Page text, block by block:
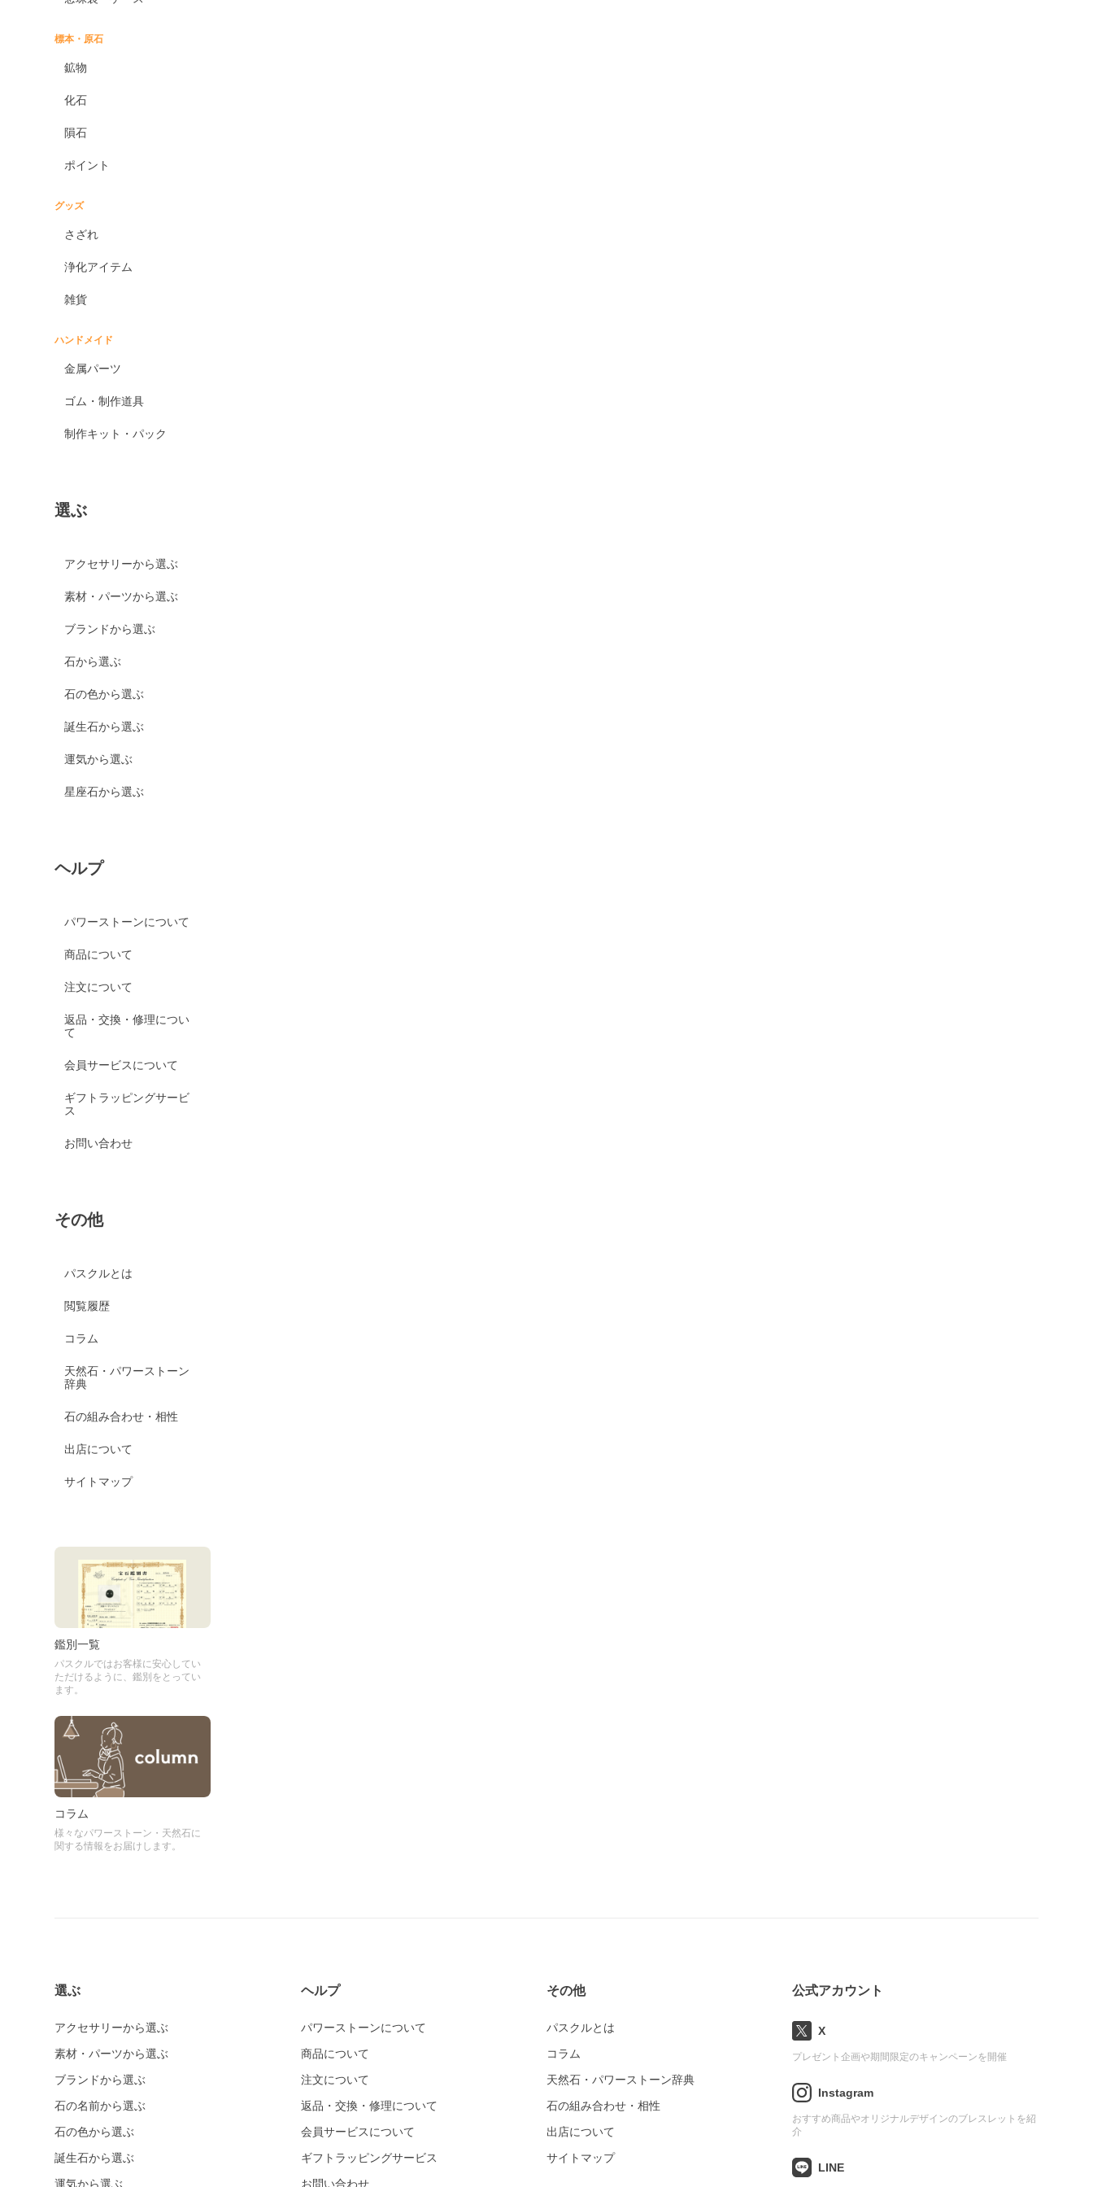
標本・原石
鉱物
化石
隕石
ポイント
グッズ
さざれ
浄化アイテム
雑貨
ハンドメイド
金属パーツ
ゴム・制作道具
制作キット・パック
選ぶ
アクセサリーから選ぶ
素材・パーツから選ぶ
ブランドから選ぶ
石から選ぶ
石の色から選ぶ
誕生石から選ぶ
運気から選ぶ
星座石から選ぶ
ヘルプ
パワーストーンについて
商品について
注文について
返品・交換・修理につい
て
会員サービスについて
ギフトラッピングサービ
ス
お問い合わせ
その他
パスクルとは
閲覧履歴
コラム
天然石・パワーストーン
辞典
石の組み合わせ・相性
出店について
サイトマップ
鑑別一覧
パスクルではお客様に安心してい
ただけるように、鑑別をとってい
ます。
コラム
様々なパワーストーン・天然石に
関する情報をお届けします。
選ぶ
アクセサリーから選ぶ
素材・パーツから選ぶ
ブランドから選ぶ
石の名前から選ぶ
石の色から選ぶ
誕生石から選ぶ
運気から選ぶ
ヘルプ
パワーストーンについて
商品について
注文について
返品・交換・修理について
会員サービスについて
ギフトラッピングサービス
お問い合わせ
その他
パスクルとは
コラム
天然石・パワーストーン辞典
石の組み合わせ・相性
出店について
サイトマップ
公式アカウント
X
プレゼント企画や期間限定のキャンペーンを開催
Instagram
おすすめ商品やオリジナルデザインのブレスレットを紹
介
LINE